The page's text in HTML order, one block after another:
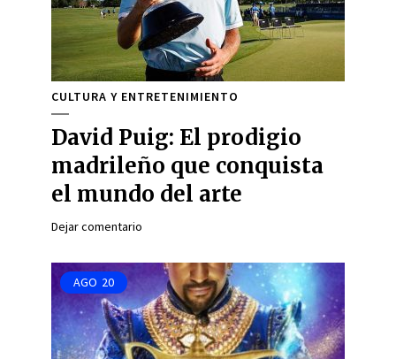
CULTURA Y ENTRETENIMIENTO
David Puig: El prodigio
madrileño que conquista
el mundo del arte
Dejar comentario
AGO 20